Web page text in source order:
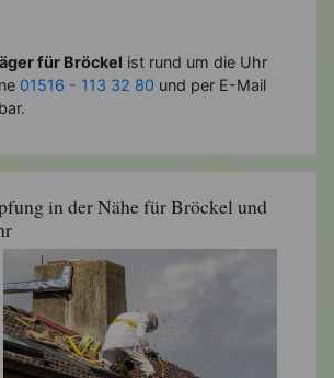
für Bröckel ist rund um die Uhr
01516 - 113 32 80 und per E-Mail
in der Nähe für Bröckel und